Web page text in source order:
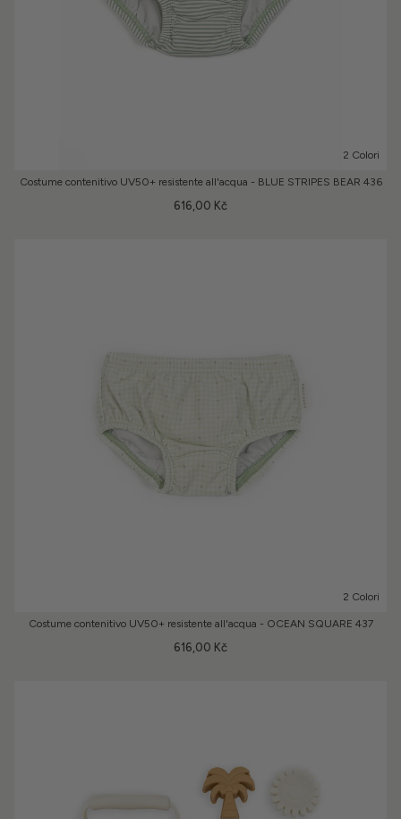
2 Colori
Costume contenitivo UV50+ resistente all'acqua - BLUE STRIPES BEAR 436
616,00 Kč
2 Colori
Costume contenitivo UV50+ resistente all'acqua - OCEAN SQUARE 437
616,00 Kč